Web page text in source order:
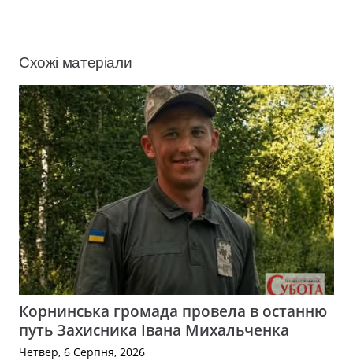
Схожі матеріали
Корнинська громада провела в останню
путь Захисника Івана Михальченка
Четвер, 6 Серпня, 2026